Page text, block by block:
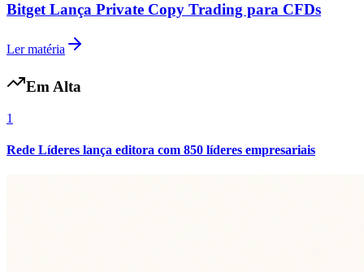
Bitget Lança Private Copy Trading para CFDs
Ler matéria
Em Alta
1
Rede Líderes lança editora com 850 líderes empresariais